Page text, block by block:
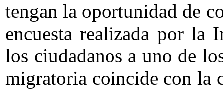
tengan la oportunidad de
encuesta realizada por la
los ciudadanos a uno de
migratoria coincide con la